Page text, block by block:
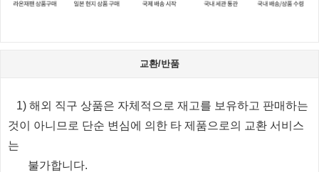
교환/반품
1) 해외 직구 상품은 자체적으로 재고를 보유하고 판매하는
것이 아니므로 단순 변심에 의한 타 제품으로의 교환 서비스
는
불가합니다.